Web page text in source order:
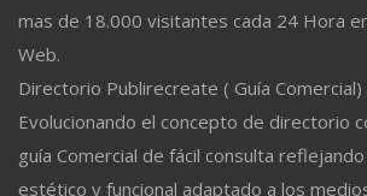
mas de 18.000 visitantes cada 24 Hora
Web.
Directorio Publirecreate ( Guía Comercial)
Evolucionando el concepto de directorio
guía Comercial de fácil consulta
estético y funcional adaptado a los